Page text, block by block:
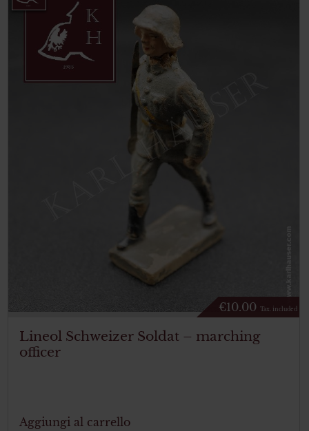
€10.00 Tax. included
Lineol Schweizer Soldat – marching
officer
Aggiungi al carrello